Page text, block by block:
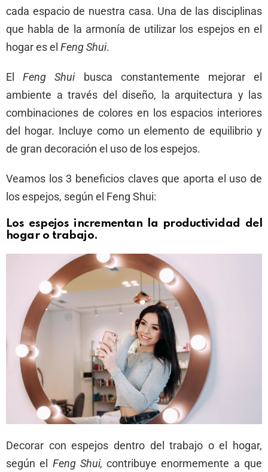
cada espacio de nuestra casa. Una de las disciplinas
que habla de la armonía de utilizar los espejos en el
hogar es el Feng Shui.
ElFeng Shuibusca constantemente mejorar el
ambiente a través del diseño, la arquitectura y las
combinaciones de colores en los espacios interiores
del hogar. Incluye como un elemento de equilibrio y
de gran decoración el uso de los espejos.
Veamos los 3 beneficios claves que aporta el uso de
los espejos, según el Feng Shui:
Los espejos incrementan la productividad del
hogar o trabajo.
Decorar con espejos dentro del trabajo o el hogar,
según el Feng Shui, contribuye enormemente a que